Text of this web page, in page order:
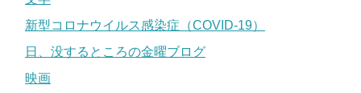
新型コロナウイルス感染症（COVID-19）
日、没するところの金曜ブログ
映画